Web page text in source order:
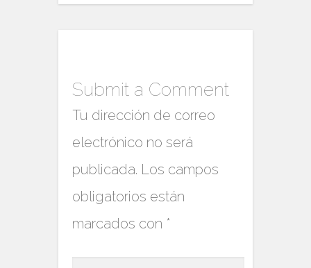
Submit a Comment
Tu dirección de correo
electrónico no será
publicada. Los campos
obligatorios están
marcados con *